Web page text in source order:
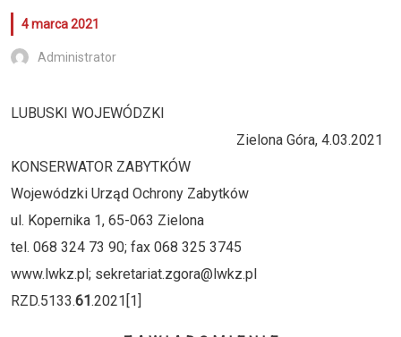
4 marca 2021
Administrator
LUBUSKI WOJEWÓDZKI
Zielona Góra, 4.03.2021
KONSERWATOR ZABYTKÓW
Wojewódzki Urząd Ochrony Zabytków
ul. Kopernika 1, 65-063 Zielona
tel. 068 324 73 90; fax 068 325 3745
www.lwkz.pl; sekretariat.zgora@lwkz.pl
RZD.5133.61 .2021[1]